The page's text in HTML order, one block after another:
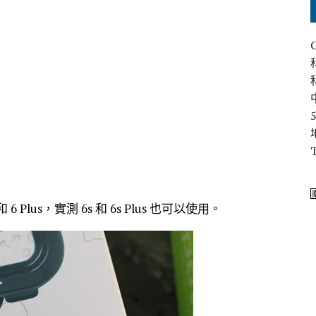
Plus，實測 6s 和 6s Plus 也可以使用。